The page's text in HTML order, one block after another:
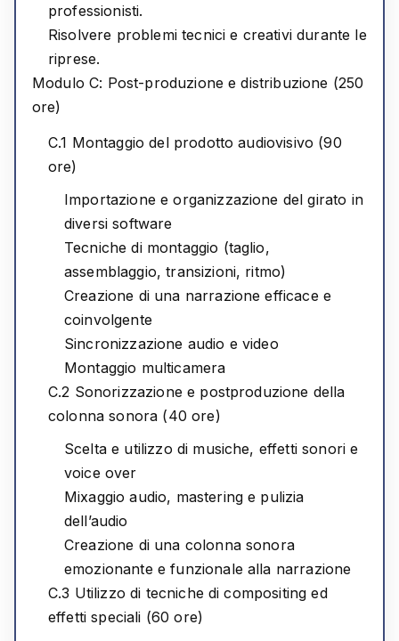
professionisti.
Risolvere problemi tecnici e creativi durante le
riprese.
Modulo C: Post-produzione e distribuzione (250
ore)
C.1 Montaggio del prodotto audiovisivo (90
ore)
Importazione e organizzazione del girato in
diversi software
Tecniche di montaggio (taglio,
assemblaggio, transizioni, ritmo)
Creazione di una narrazione efficace e
coinvolgente
Sincronizzazione audio e video
Montaggio multicamera
C.2 Sonorizzazione e postproduzione della
colonna sonora (40 ore)
Scelta e utilizzo di musiche, effetti sonori e
voice over
Mixaggio audio, mastering e pulizia
dell’audio
Creazione di una colonna sonora
emozionante e funzionale alla narrazione
C.3 Utilizzo di tecniche di compositing ed
effetti speciali (60 ore)